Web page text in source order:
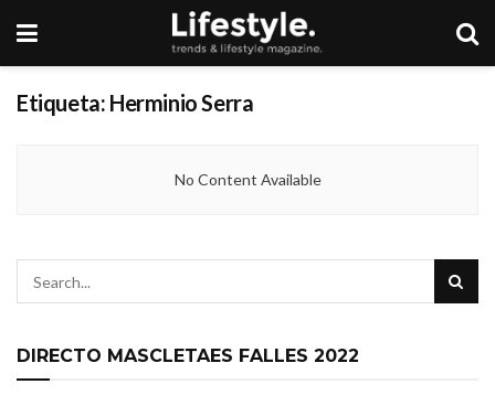
Etiqueta: Herminio Serra
No Content Available
DIRECTO MASCLETAES FALLES 2022